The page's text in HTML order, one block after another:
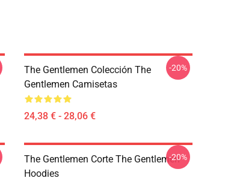
The Gentlemen Colección The
Gentlemen Camisetas
24,38 € - 28,06 €
-20%
The Gentlemen Corte The Gentlemen
Hoodies
-20%